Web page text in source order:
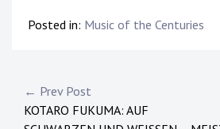
Posted in: Music of the Centuries
Post
← Prev Post
KOTARO FUKUMA: AUF